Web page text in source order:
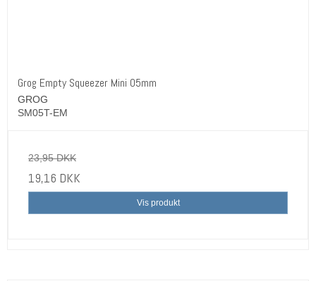
Grog Empty Squeezer Mini 05mm
GROG
SM05T-EM
23,95 DKK
19,16 DKK
Vis produkt